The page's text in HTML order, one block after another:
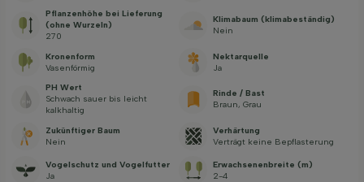
Pflanzenhöhe bei Lieferung
(ohne Wurzeln)
270
Klimabaum (klimabeständig)
Nein
Kronenform
Vasenförmig
Nektarquelle
Ja
PH Wert
Schwach sauer bis leicht
kalkhaltig
Rinde / Bast
Braun, Grau
Zukünftiger Baum
Nein
Verhärtung
Verträgt keine Bepflasterung
Vogelschutz und Vogelfutter
Ja
Erwachsenenbreite (m)
2-4